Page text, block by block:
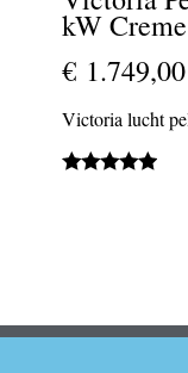
kW Creme
€ 1.749,00
Victoria lucht